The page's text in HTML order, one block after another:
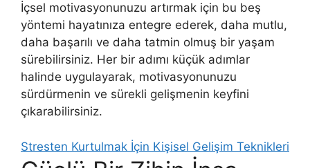
İçsel motivasyonunuzu artırmak için bu beş
yöntemi hayatınıza entegre ederek, daha mutlu,
daha başarılı ve daha tatmin olmuş bir yaşam
sürebilirsiniz. Her bir adımı küçük adımlar
halinde uygulayarak, motivasyonunuzu
sürdürmenin ve sürekli gelişmenin keyfini
çıkarabilirsiniz.
Stresten Kurtulmak İçin Kişisel Gelişim Teknikleri